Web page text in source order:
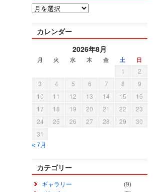
カレンダー
2026年8月
月 火 水 木 金 土 日
1
2
3
4 5 6 7 8
9
10
11 12 13 14 15
16
17
18 19 20 21 22
23
24
25 26 27 28 29
30
31
« 7月
カテゴリー
ギャラリー
(9)